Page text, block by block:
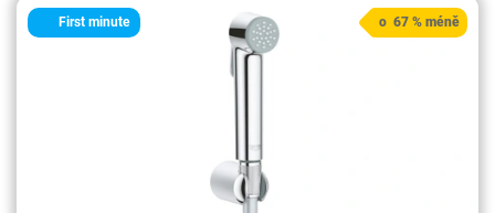
First minute o 67 % méně